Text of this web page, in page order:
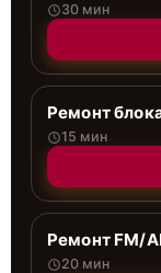
30 мин
Ремонт
15 мин
Ремонт FM/
20 мин